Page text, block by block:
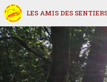
LES AMIS DES